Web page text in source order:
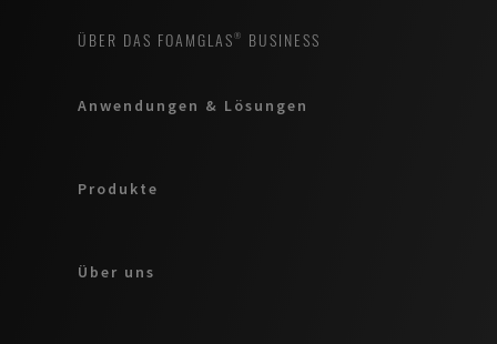
ÜBER DAS FOAMGLAS® BUSINESS
Anwendungen & Lösungen
Produkte
Über uns